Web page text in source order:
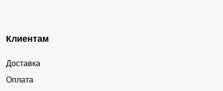
Клиентам
Доставка
Оплата